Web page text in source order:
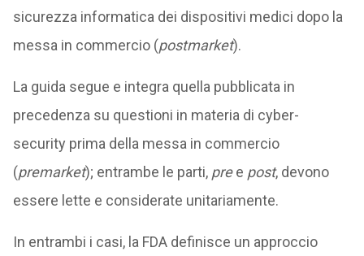
sicurezza informatica dei dispositivi medici dopo la
messa in commercio (postmarket).
La guida segue e integra quella pubblicata in
precedenza su questioni in materia di cyber-
security prima della messa in commercio
(premarket); entrambe le parti, pree post, devono
essere lette e considerate unitariamente.
In entrambi i casi, la FDA definisce un approccio